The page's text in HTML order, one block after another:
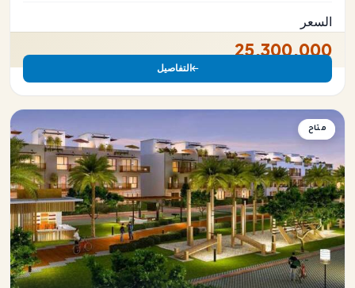
السعر
25,300,000
التفاصيل
شقة
متاح